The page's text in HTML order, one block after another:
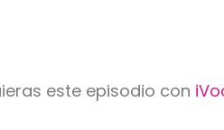
este episodio con